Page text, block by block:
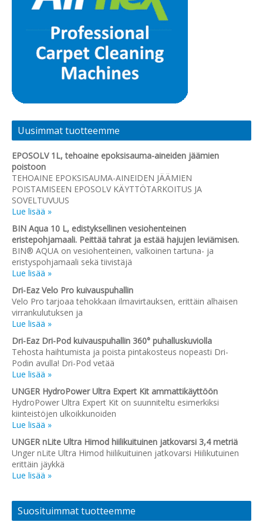
Uusimmat tuotteemme
EPOSOLV 1L, tehoaine epoksisauma-aineiden jäämien
poistoon
TEHOAINE EPOKSISAUMA-AINEIDEN JÄÄMIEN
POISTAMISEEN EPOSOLV KÄYTTÖTARKOITUS JA
SOVELTUVUUS
Lue lisää »
BIN Aqua 10 L, edistyksellinen vesiohenteinen
eristepohjamaali. Peittää tahrat ja estää hajujen leviämisen.
BIN® AQUA on vesiohenteinen, valkoinen tartuna- ja
eristyspohjamaali sekä tiivistäjä
Lue lisää »
Dri-Eaz Velo Pro kuivauspuhallin
Velo Pro tarjoaa tehokkaan ilmavirtauksen, erittäin alhaisen
virrankulutuksen ja
Lue lisää »
Dri-Eaz Dri-Pod kuivauspuhallin 360° puhalluskuviolla
Tehosta haihtumista ja poista pintakosteus nopeasti Dri-
Podin avulla! Dri-Pod vetää
Lue lisää »
UNGER HydroPower Ultra Expert Kit ammattikäyttöön
HydroPower Ultra Expert Kit on suunniteltu esimerkiksi
kiinteistöjen ulkoikkunoiden
Lue lisää »
UNGER nLite Ultra Himod hiilikuituinen jatkovarsi 3,4 metriä
Unger nLite Ultra Himod hiilikuituinen jatkovarsi Hiilikutuinen
erittäin jäykkä
Lue lisää »
Suosituimmat tuotteemme